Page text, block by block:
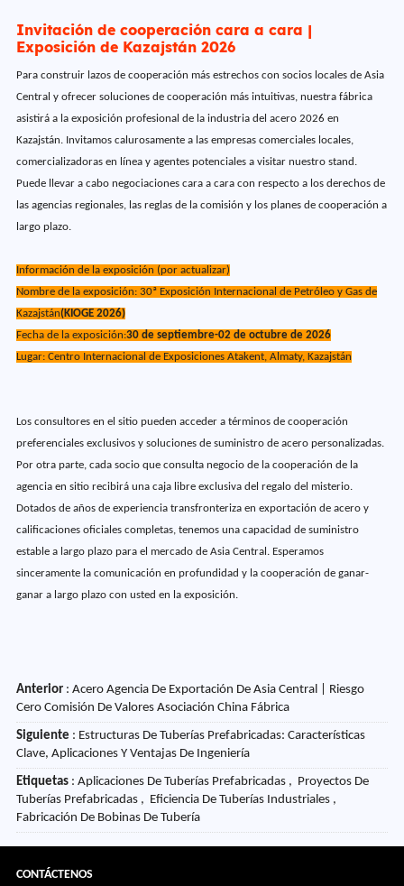
Invitación de cooperación cara a cara |
Exposición de Kazajstán 2026
Para construir lazos de cooperación más estrechos con socios locales de Asia
Central y ofrecer soluciones de cooperación más intuitivas, nuestra fábrica
asistirá a la exposición profesional de la industria del acero 2026 en
Kazajstán. Invitamos calurosamente a las empresas comerciales locales,
comercializadoras en línea y agentes potenciales a visitar nuestro stand.
Puede llevar a cabo negociaciones cara a cara con respecto a los derechos de
las agencias regionales, las reglas de la comisión y los planes de cooperación a
largo plazo.
Información de la exposición (por actualizar)
Nombre de la exposición: 30ª Exposición Internacional de Petróleo y Gas de
Kazajstán(KIOGE 2026)
Fecha de la exposición:30 de septiembre-02 de octubre de 2026
Lugar: Centro Internacional de Exposiciones Atakent, Almaty, Kazajstán
Los consultores en el sitio pueden acceder a términos de cooperación
preferenciales exclusivos y soluciones de suministro de acero personalizadas.
Por otra parte, cada socio que consulta negocio de la cooperación de la
agencia en sitio recibirá una caja libre exclusiva del regalo del misterio.
Dotados de años de experiencia transfronteriza en exportación de acero y
calificaciones oficiales completas, tenemos una capacidad de suministro
estable a largo plazo para el mercado de Asia Central. Esperamos
sinceramente la comunicación en profundidad y la cooperación de ganar-
ganar a largo plazo con usted en la exposición.
Anterior: Acero Agencia De Exportación De Asia Central | Riesgo
Cero Comisión De Valores Asociación China Fábrica
Siguiente : Estructuras De Tuberías Prefabricadas: Características
Clave, Aplicaciones Y Ventajas De Ingeniería
Etiquetas: Aplicaciones De Tuberías Prefabricadas , Proyectos De
Tuberías Prefabricadas , Eficiencia De Tuberías Industriales ,
Fabricación De Bobinas De Tubería
CONTÁCTENOS